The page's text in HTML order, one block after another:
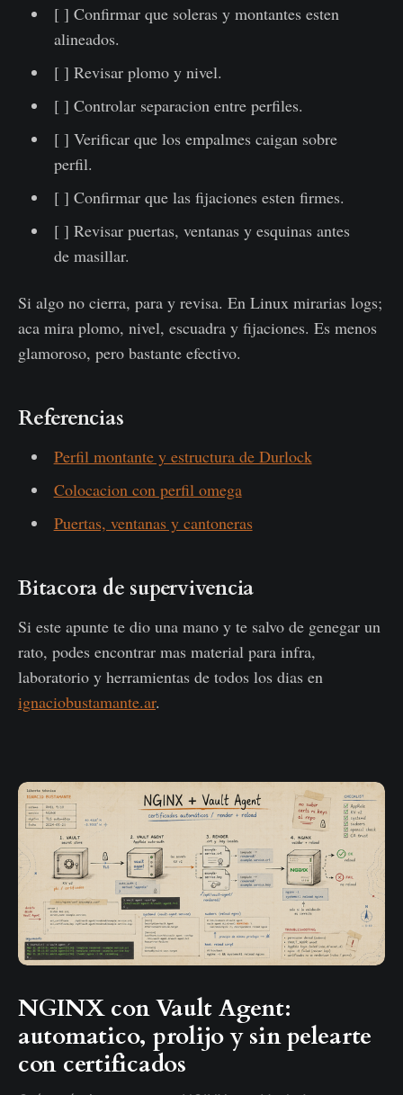
[ ] Confirmar que soleras y montantes esten
alineados.
[ ] Revisar plomo y nivel.
[ ] Controlar separacion entre perfiles.
[ ] Verificar que los empalmes caigan sobre
perfil.
[ ] Confirmar que las fijaciones esten firmes.
[ ] Revisar puertas, ventanas y esquinas antes
de masillar.
Si algo no cierra, para y revisa. En Linux mirarias logs;
aca mira plomo, nivel, escuadra y fijaciones. Es menos
glamoroso, pero bastante efectivo.
Referencias
Perfil montante y estructura de Durlock
Colocacion con perfil omega
Puertas, ventanas y cantoneras
Bitacora de supervivencia
Si este apunte te dio una mano y te salvo de genegar un
rato, podes encontrar mas material para infra,
laboratorio y herramientas de todos los dias en
ignaciobustamante.ar.
NGINX con Vault Agent:
automatico, prolijo y sin pelearte
con certificados